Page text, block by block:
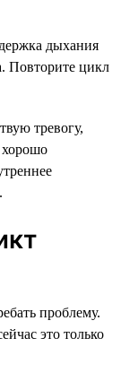
дыхания
Повторите цикл
тревогу,
хорошо
проблему.
это только